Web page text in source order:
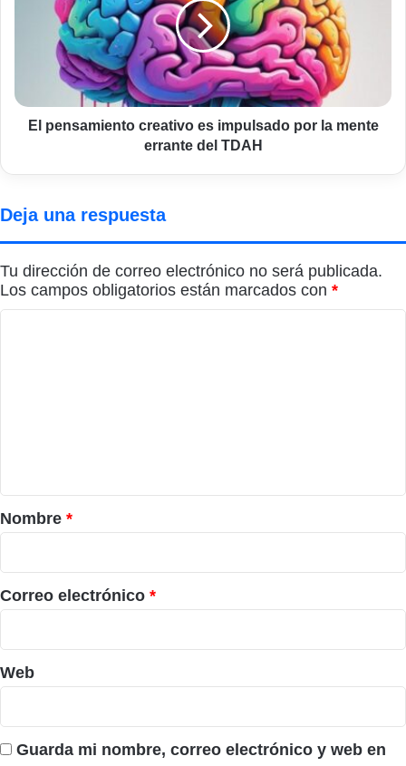
impulsado
errante
delEl pensamiento creativo es impulsado por la mente
errante del TDAH
Deja una respuesta
Tu dirección de correo electrónico no será publicada.
Los campos obligatorios están marcados con *
r
i
o
*
Nombre *
Correo electrónico *
Web
Guarda mi nombre, correo electrónico y web en